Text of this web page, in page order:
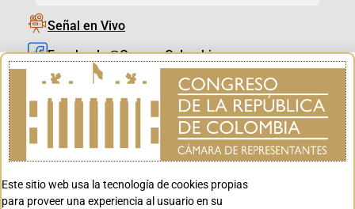
Señal en Vivo
Facebook_@CamaraColombia
Instagram_@CamaraColombia
X_@CamaraColombia
Youtube_@CamaraColombia
Youtube_@CanalCongreso
Este sitio web usa la tecnología de cookies propias
para proveer una experiencia al usuario en su